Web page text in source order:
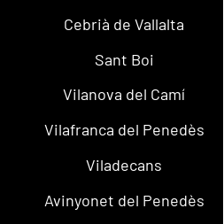
Cebrià de Vallalta
Sant Boi
Vilanova del Camí
Vilafranca del Penedès
Viladecans
Avinyonet del Penedès